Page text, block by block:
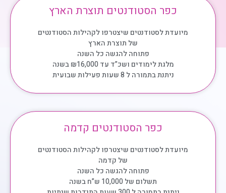
כפר הסטודנטים תוצרת הארץ
מיועדת לסטודנטים שיצטרפו לקהילות הסטודנטים
של תוצרת הארץ
פתוחה להגשה כל השנה
מלגת לימודים ושכ”ד עד ₪16,000 בשנה
ניתנת בתמורה ל 8 שעות פעילות שבועית
כפר הסטודנטים קדמה
מיועדת לסטודנטים שיצטרפו לקהילות הסטודנטים
של קדמה
פתוחה להגשה כל השנה
תשלום של 10,000 ש”ח בשנה